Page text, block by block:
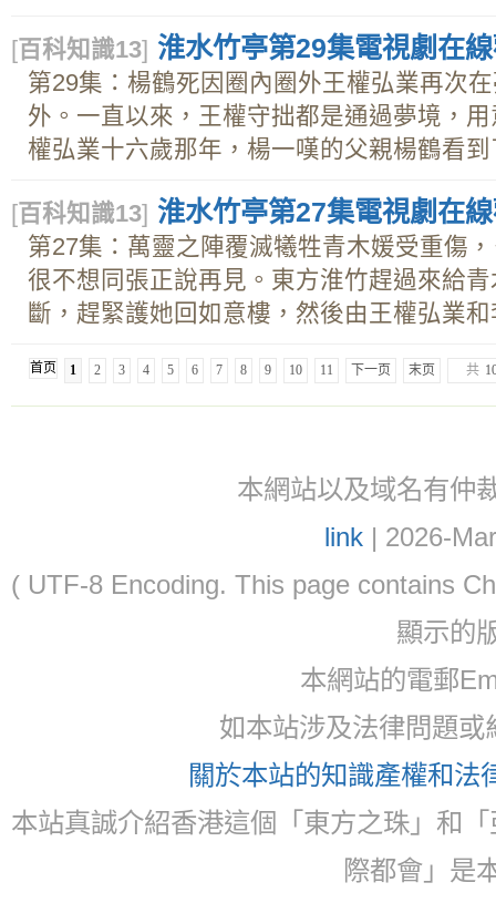
[百科知識13] 淮水竹亭第29集電視劇在
第29集：楊鶴死因圈內圈外王權弘業再次
外。一直以來，王權守拙都是通過夢境，
權弘業十六歲那年，楊一嘆的父親楊鶴看到
[百科知識13] 淮水竹亭第27集電視劇在
第27集：萬靈之陣覆滅犧牲青木媛受重傷
很不想同張正說再見。東方淮竹趕過來給
斷，趕緊護她回如意樓，然後由王權弘業和
首页 1 2 3 4 5 6 7 8 9 10 11 下一页 末页 共
本網站以及域名有仲
link| 2026-
( UTF-8 Encoding. This page contains
顯示的
本網站的電郵
如本站涉及法律問題
關於本站的知識產權和法
本站真誠介紹香港這個「東方之珠」和
際都會」是